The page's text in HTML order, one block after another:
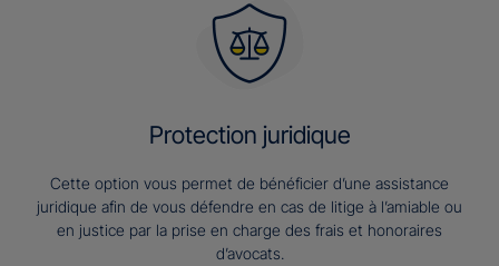
Protection juridique
Cette option vous permet de bénéficier d’une assistance
juridique afin de vous défendre en cas de litige à l’amiable ou
en justice par la prise en charge des frais et honoraires
d’avocats.